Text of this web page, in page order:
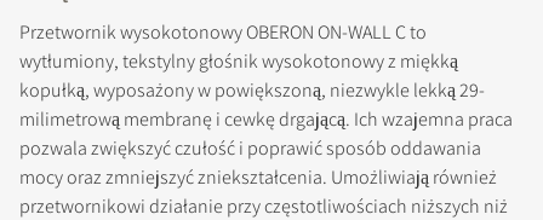
Przetwornik wysokotonowy OBERON ON-WALL C to
wytłumiony, tekstylny głośnik wysokotonowy z miękką
kopułką, wyposażony w powiększoną, niezwykle lekką 29-
milimetrową membranę i cewkę drgającą. Ich wzajemna praca
pozwala zwiększyć czułość i poprawić sposób oddawania
mocy oraz zmniejszyć zniekształcenia. Umożliwiają również
przetwornikowi działanie przy częstotliwościach niższych niż